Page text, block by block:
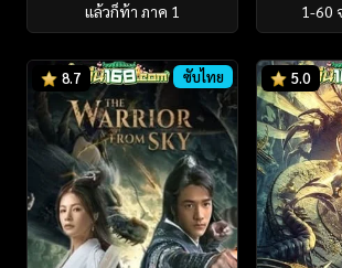
แล้วก็ท้า ภาค 1
1-60
8.7 ซับไทย 5.0